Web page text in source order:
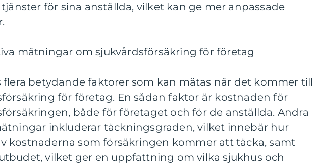
för sina anställda, vilket kan ge mer anpassade
mätningar om sjukvårdsförsäkring för företag
flera betydande faktorer som kan mätas när det kommer till
för företag. En sådan faktor är kostnaden för
både för företaget och för de anställda. Andra
inkluderar täckningsgraden, vilket innebär hur
kostnaderna som försäkringen kommer att täcka, samt
vilket ger en uppfattning om vilka sjukhus och